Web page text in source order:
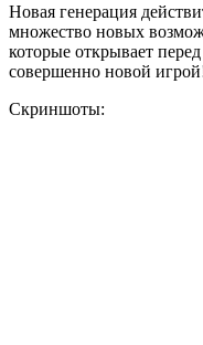
Новая генерация
множество новых
которые открывает
совершенно новой
Скриншоты: